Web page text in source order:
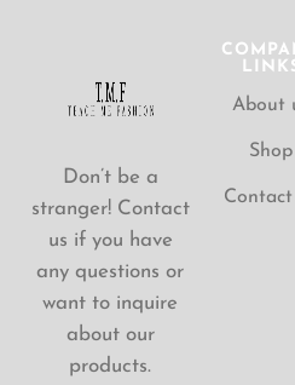
Don’t be a
stranger! Contact
us if you have
any questions or
want to inquire
about our
products.
About
Shop
Contact